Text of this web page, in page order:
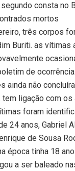
consta no
mortos
três corpos
Buriti. as vítimas
de ocorrência.
ainda não
ligação com
foram
24 anos, Gabriel
de Sousa
época tinha 18
a ser baleado